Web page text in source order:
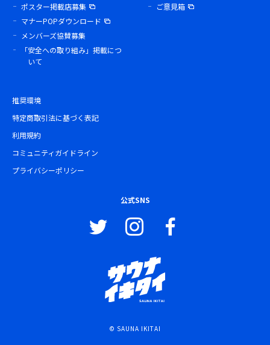
ポスター掲載店募集
マナーPOPダウンロード
メンバーズ協賛募集
「安全への取り組み」掲載につ
いて
ご意見箱
推奨環境
特定商取引法に基づく表記
利用規約
コミュニティガイドライン
プライバシーポリシー
公式SNS
© SAUNA IKITAI